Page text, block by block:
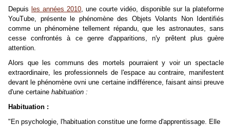
Depuis les années 2010, une courte vidéo, disponible sur la plateforme
YouTube, présente le phénomène des Objets Volants Non Identifiés
comme un phénomène tellement répandu, que les astronautes, sans
cesse confrontés à ce genre d'apparitions, n'y prêtent plus guère
attention.
Alors que les communs des mortels pourraient y voir un spectacle
extraordinaire, les professionnels de l'espace au contraire, manifestent
devant le phénomène ovni une certaine indifférence, faisant ainsi preuve
d'une certaine habituation :
Habituation :
"En psychologie, l'habituation constitue une forme d'apprentissage. Elle